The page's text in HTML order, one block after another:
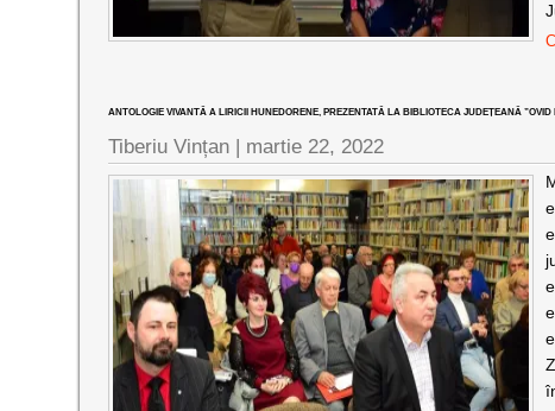
ANTOLOGIE VIVANTĂ A LIRICII HUNEDORENE, PREZENTATĂ LA BIBLIOTECA JUDEȚEANĂ
Tiberiu Vințan | martie 22, 2022